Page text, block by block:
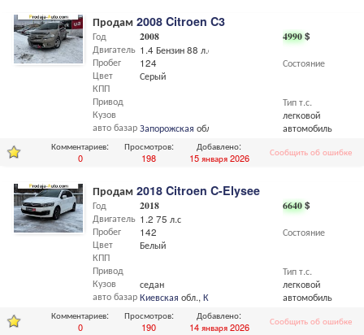
Продам 2008 Citroen C3
4990$
Состояние
Тип т.с.
легковой
автомобиль
Год
Двигатель
Пробег
Цвет
КПП
Привод
Кузов
авто базар
2008
1.4 Бензин 88 л.с
124
Серый
Запорожская обл.,
Комментариев:
0
Просмотров:
198
Добавлено:
15 января 2026
Сообщить об ошибке
Продам 2018 Citroen C-Elysee
6640$
Состояние
Тип т.с.
легковой
автомобиль
Год
Двигатель
Пробег
Цвет
КПП
Привод
Кузов
авто базар
2018
1.2 75 л.с
142
Белый
седан
Киевская обл.,Киев
Комментариев:
0
Просмотров:
190
Добавлено:
14 января 2026
Сообщить об ошибке